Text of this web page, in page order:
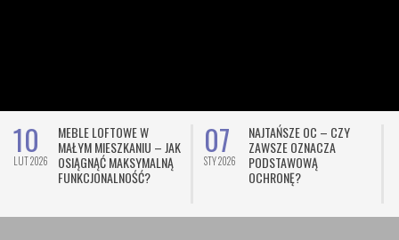
10
LUT 2026
MEBLE LOFTOWE W
MAŁYM MIESZKANIU – JAK
OSIĄGNĄĆ MAKSYMALNĄ
FUNKCJONALNOŚĆ?
07
STY 2026
NAJTAŃSZE OC – CZY
ZAWSZE OZNACZA
PODSTAWOWĄ
OCHRONĘ?